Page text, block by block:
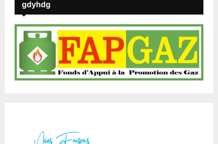
gdyhdg